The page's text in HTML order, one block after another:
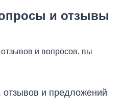
и отзывы
и вопросов, вы
и предложений